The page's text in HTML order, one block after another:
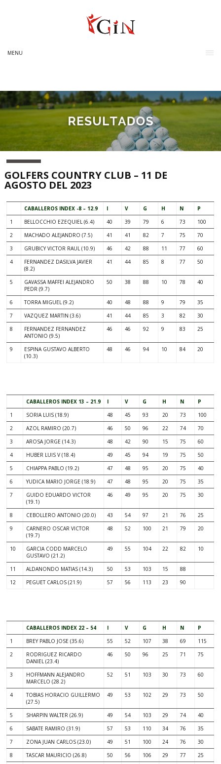
MENU
GOLFERS COUNTRY CLUB – 11 DE
AGOSTO DEL 2023
CABALLEROS INDEX -8 – 12.9 I V G H N
P
1
BELLOCCHIO EZEQUIEL (6.4) 40 39 79 6 73
100
2
MACHADO ALEJANDRO (7.5) 41 41 82 7 75
70
3
GRUBICY VICTOR RAUL (10.9) 46 42 88 11 77
60
4
FERNANDEZ DASILVA JAVIER
(8.2)
41 44 85 8 77 50
5
GAVASSA MAFFEI ALEJANDRO
PEDR (9.7)
50 38 88 10 78 40
6 TORRA MIGUEL (9.2) 40 48 88 9 79
35
7
VAZQUEZ MARTIN (3.6) 41 44 85 3 82
30
8
FERNANDEZ FERNANDEZ
ANTONIO (9.5)
46 46 92 9 83 25
9
ESPINA GUSTAVO ALBERTO
(10.3)
48 46 94 10 84 20
CABALLEROS INDEX 13 – 21.9 I V G H N
P
1
SORIA LUIS (18.9) 48 45 93 20 73
100
2
AZOL RAMIRO (20.7) 46 50 96 22 74
70
3
AROSA JORGE (14.3) 48 42 90 15 75
60
4
HUBER LUIS V (18.4) 49 45 94 19 75
50
5
CHIAPPA PABLO (19.2) 47 48 95 20 75
40
6
YUDICA MARIO JORGE (18.9) 47 48 95 20 75
35
7
GUIDO EDUARDO VICTOR
(19.1)
46 49 95 20 75 30
8 CEBOLLERO ANTONIO (20.0) 43 54 97 21 76
25
9
CARNERO OSCAR VICTOR
(19.7)
48 52 100 21 79 20
10
GARCIA CODD MARCELO
GUSTAVO (21.2)
49 55 104 22 82 10
11 ALDANONDO MATIAS (14.3) 50 53 103 15
88
12
PEGUET CARLOS (21.9) 57 56 113 23 90
CABALLEROS INDEX 22 – 54 I V G H N
P
1
BREY PABLO JOSE (35.6) 55 52 107 38 69
115
2
RODRIGUEZ RICARDO
DANIEL (23.4)
46 50 96 25 71 75
3
HOFFMANN ALEJANDRO
MARCELO (28.2)
52 51 103 30 73 60
4
TOBIAS HORACIO GUILLERMO
(27.5)
49 53 102 29 73 50
5 SHARPIN WALTER (26.9) 49 54 103 29 74
40
6
SABATE RAMIRO (31.9) 57 53 110 34 76
35
7
ZONA JUAN CARLOS (23.0) 49 51 100 24 76
30
8
TASCAR MAURICIO (26.8) 50 56 106 29 77
25